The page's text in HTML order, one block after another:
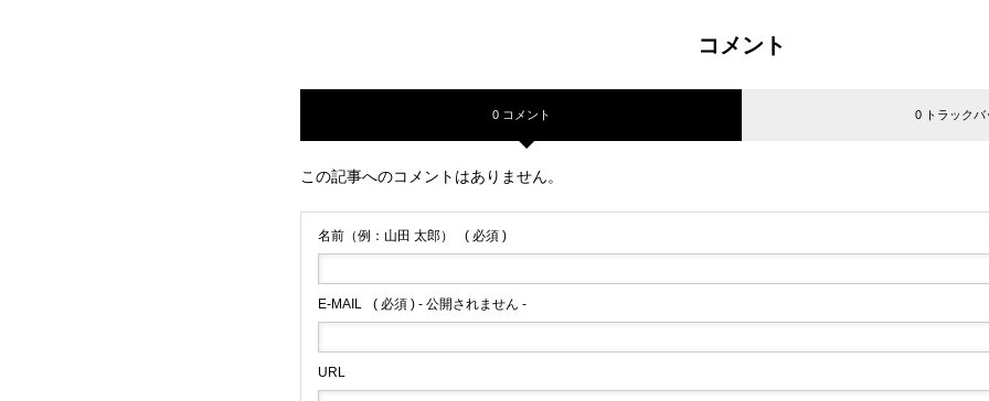
コメント
0 コメント 0 トラックバ
この記事へのコメントはありません。
名前（例：山田 太郎） ( 必須 )
E-MAIL ( 必須 ) - 公開されません -
URL